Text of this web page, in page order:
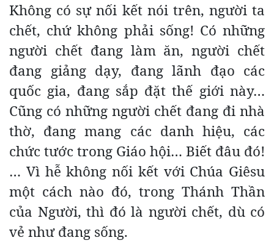
Không có sự nối kết nói trên, người ta
chết, chứ không phải sống! Có những
người chết đang làm ăn, người chết
đang giảng dạy, đang lãnh đạo các
quốc gia, đang sắp đặt thế giới này…
Cũng có những người chết đang đi nhà
thờ, đang mang các danh hiệu, các
chức tước trong Giáo hội… Biết đâu đó!
… Vì hễ không nối kết với Chúa Giêsu
một cách nào đó, trong Thánh Thần
của Người, thì đó là người chết, dù có
vẻ như đang sống.